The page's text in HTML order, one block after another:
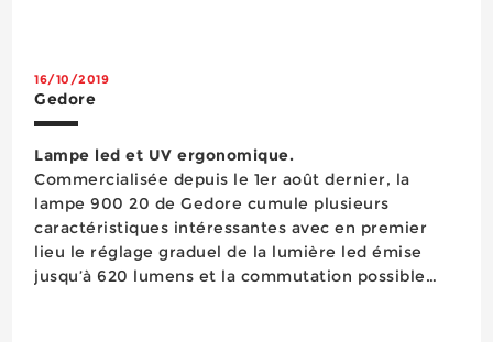
16/10/2019
Gedore
Lampe led et UV ergonomique.
Commercialisée depuis le 1er août dernier, la
lampe 900 20 de Gedore cumule plusieurs
caractéristiques intéressantes avec en premier
lieu le réglage graduel de la lumière led émise
jusqu’à 620 lumens et la commutation possible